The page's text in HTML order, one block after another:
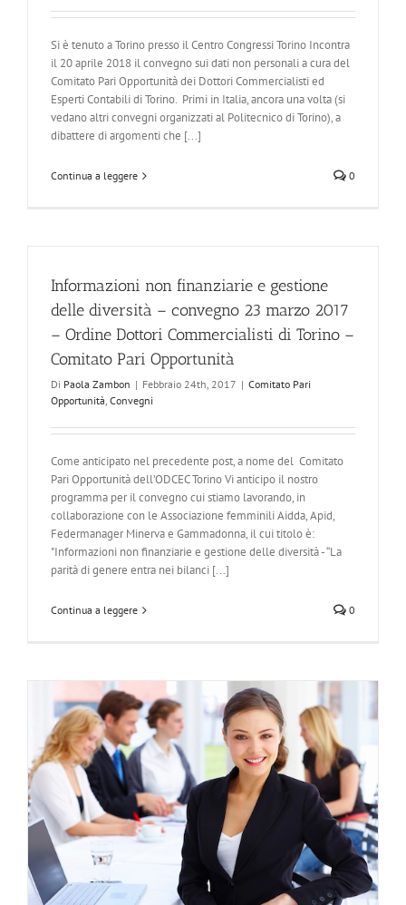
Si è tenuto a Torino presso il Centro Congressi Torino Incontra
il 20 aprile 2018 il convegno sui dati non personali a cura del
Comitato Pari Opportunità dei Dottori Commercialisti ed
Esperti Contabili di Torino. Primi in Italia, ancora una volta (si
vedano altri convegni organizzati al Politecnico di Torino), a
dibattere di argomenti che [...]
Continua a leggere 0
Informazioni non finanziarie e gestione
delle diversità – convegno 23 marzo 2017
– Ordine Dottori Commercialisti di Torino –
Comitato Pari Opportunità
Di Paola Zambon | Febbraio 24th, 2017 | Comitato Pari
Opportunità, Convegni
Come anticipato nel precedente post, a nome del Comitato
Pari Opportunità dell’ODCEC Torino Vi anticipo il nostro
programma per il convegno cui stiamo lavorando, in
collaborazione con le Associazione femminili Aidda, Apid,
Federmanager Minerva e Gammadonna, il cui titolo è:
"Informazioni non finanziarie e gestione delle diversità - “La
parità di genere entra nei bilanci [...]
Continua a leggere 0